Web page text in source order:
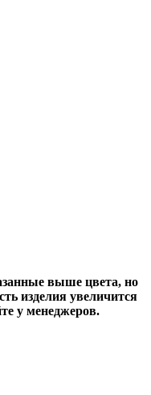
выше цвета, но
изделия увеличится
у менеджеров.